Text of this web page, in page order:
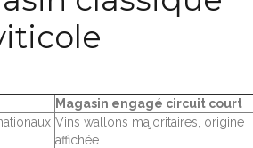
Magasin engagé circuit court
Vins wallons majoritaires, origine
affichée